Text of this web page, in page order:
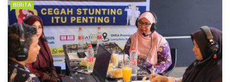
BERITA